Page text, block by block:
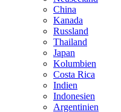
China
Kanada
Russland
Thailand
Japan
Kolumbien
Costa Rica
Indien
Indonesien
Argentinien